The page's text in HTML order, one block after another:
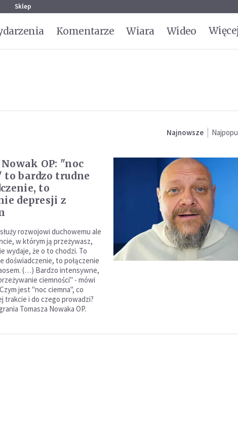
Sklep
Komentarze Wiara Wideo
Najnowsze
OP: "noc
to bardzo trudne
to
depresji z
rozwojowi duchowemu ale
w którym ją przeżywasz,
wydaje, że o to chodzi. To
doświadczenie, to połączenie
(…) Bardzo intensywne,
ciemności" - mówi
jest "noc ciemna", co
trakcie i do czego prowadzi?
Tomasza Nowaka OP.